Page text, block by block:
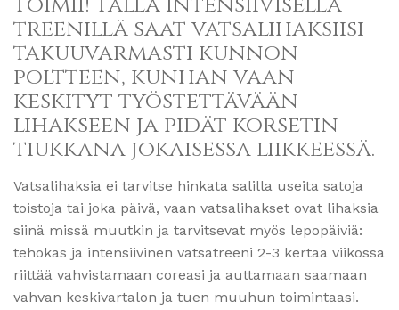
treenillä saat vatsalihaksiisi
takuuvarmasti kunnon
poltteen, kunhan vaan
keskityt työstettävään
lihakseen ja pidät korsetin
tiukkana jokaisessa liikkeessä.
Vatsalihaksia ei tarvitse hinkata salilla useita satoja
toistoja tai joka päivä, vaan vatsalihakset ovat lihaksia
siinä missä muutkin ja tarvitsevat myös lepopäiviä:
tehokas ja intensiivinen vatsatreeni 2-3 kertaa viikossa
riittää vahvistamaan coreasi ja auttamaan saamaan
vahvan keskivartalon ja tuen muuhun toimintaasi.